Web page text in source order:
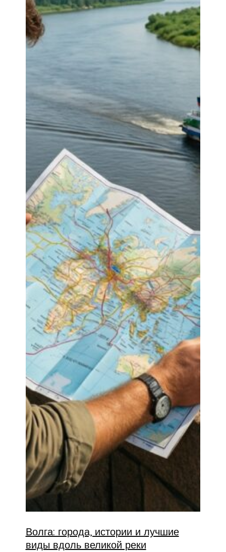
Волга: города, истории и лучшие
виды вдоль великой реки